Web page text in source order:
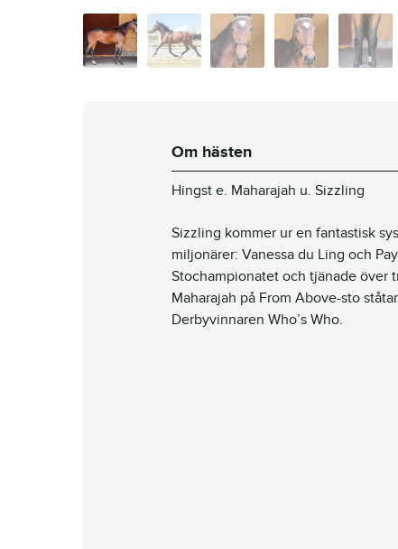
Om hästen
Hingst e. Maharajah u. Sizzling
Sizzling kommer ur en fantastisk
miljonärer: Vanessa du Ling och
Stochampionatet och tjänade över
Maharajah på From Above-sto
Derbyvinnaren Who’s Who.